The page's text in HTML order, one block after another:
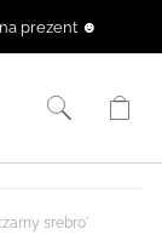
✔
srebro'